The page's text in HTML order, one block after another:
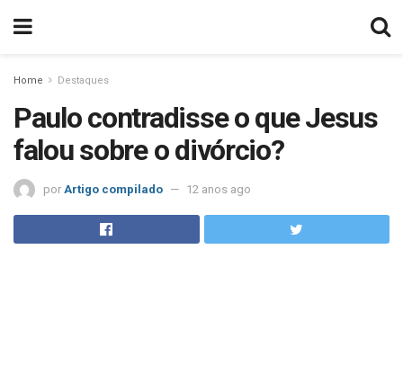
Home Destaques
Paulo contradisse o que Jesus
falou sobre o divórcio?
por Artigo compilado 12 anos ago